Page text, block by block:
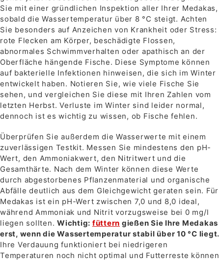
Sie mit einer gründlichen Inspektion aller Ihrer Medakas,
sobald die Wassertemperatur über 8 °C steigt. Achten
Sie besonders auf Anzeichen von Krankheit oder Stress:
rote Flecken am Körper, beschädigte Flossen,
abnormales Schwimmverhalten oder apathisch an der
Oberfläche hängende Fische. Diese Symptome können
auf bakterielle Infektionen hinweisen, die sich im Winter
entwickelt haben. Notieren Sie, wie viele Fische Sie
sehen, und vergleichen Sie diese mit Ihren Zahlen vom
letzten Herbst. Verluste im Winter sind leider normal,
dennoch ist es wichtig zu wissen, ob Fische fehlen.
Überprüfen Sie außerdem die Wasserwerte mit einem
zuverlässigen Testkit. Messen Sie mindestens den pH-
Wert, den Ammoniakwert, den Nitritwert und die
Gesamthärte. Nach dem Winter können diese Werte
durch abgestorbenes Pflanzenmaterial und organische
Abfälle deutlich aus dem Gleichgewicht geraten sein. Für
Medakas ist ein pH-Wert zwischen 7,0 und 8,0 ideal,
während Ammoniak und Nitrit vorzugsweise bei 0 mg/l
liegen sollten. Wichtig: füttern gießen Sie Ihre Medakas
erst, wenn die Wassertemperatur stabil über 10 °C liegt.
Ihre Verdauung funktioniert bei niedrigeren
Temperaturen noch nicht optimal und Futterreste können